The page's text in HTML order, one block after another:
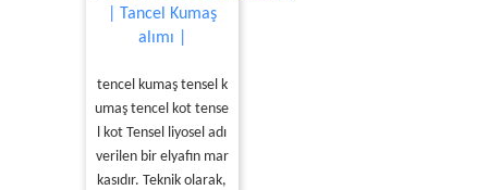
| Tancel Kumaş
alımı |
tencel kumaş tensel k
umaş tencel kot tense
l kot Tensel liyosel adı
verilen bir elyafın mar
kasıdır. Teknik olarak,